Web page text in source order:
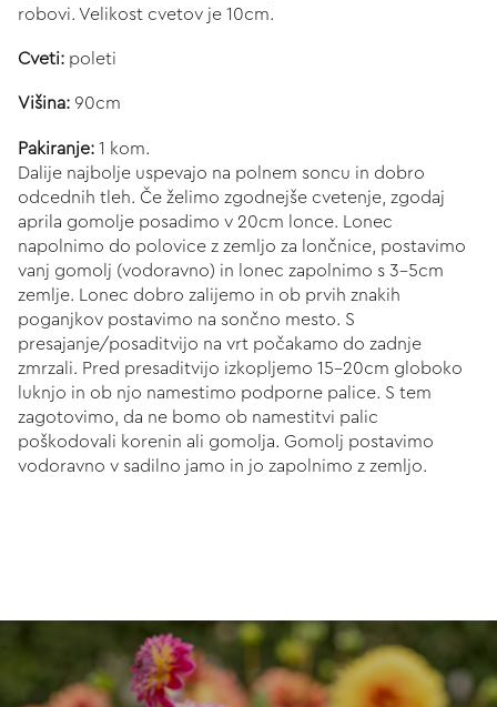
robovi. Velikost cvetov je 10cm.
Cveti: poleti
Višina: 90cm
Pakiranje: 1 kom.
Dalije najbolje uspevajo na polnem soncu in dobro
odcednih tleh. Če želimo zgodnejše cvetenje, zgodaj
aprila gomolje posadimo v 20cm lonce. Lonec
napolnimo do polovice z zemljo za lončnice, postavimo
vanj gomolj (vodoravno) in lonec zapolnimo s 3-5cm
zemlje. Lonec dobro zalijemo in ob prvih znakih
poganjkov postavimo na sončno mesto. S
presajanje/posaditvijo na vrt počakamo do zadnje
zmrzali. Pred presaditvijo izkopljemo 15-20cm globoko
luknjo in ob njo namestimo podporne palice. S tem
zagotovimo, da ne bomo ob namestitvi palic
poškodovali korenin ali gomolja. Gomolj postavimo
vodoravno v sadilno jamo in jo zapolnimo z zemljo.